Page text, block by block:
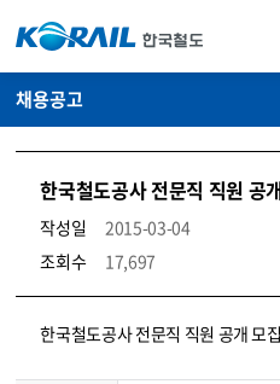
채용공고
한국철도공사 전문직 직원 공
작성일
2015-03-04
조회수
17,697
코레일소개_경영공시_채용공고 상세보기 – 내용, 파일, 담당자 연락처로 구성
한국철도공사 전문직 직원 공개 모